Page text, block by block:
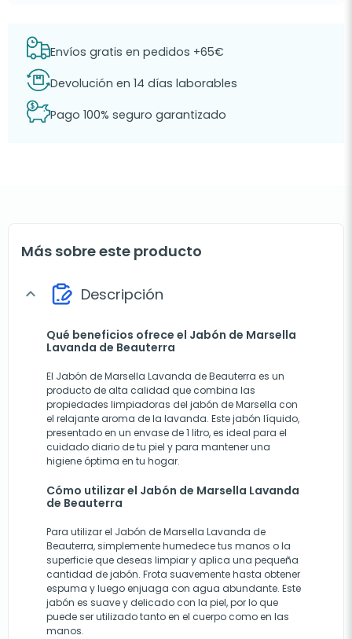
Envíos gratis en pedidos +65€
Devolución en 14 días laborables
Pago 100% seguro garantizado
Más sobre este producto
expand_more Descripción
Qué beneficios ofrece el Jabón de Marsella
Lavanda de Beauterra
El Jabón de Marsella Lavanda de Beauterra es un
producto de alta calidad que combina las
propiedades limpiadoras del jabón de Marsella con
el relajante aroma de la lavanda. Este jabón líquido,
presentado en un envase de 1 litro, es ideal para el
cuidado diario de tu piel y para mantener una
higiene óptima en tu hogar.
Cómo utilizar el Jabón de Marsella Lavanda
de Beauterra
Para utilizar el Jabón de Marsella Lavanda de
Beauterra, simplemente humedece tus manos o la
superficie que deseas limpiar y aplica una pequeña
cantidad de jabón. Frota suavemente hasta obtener
espuma y luego enjuaga con agua abundante. Este
jabón es suave y delicado con la piel, por lo que
puede ser utilizado tanto en el cuerpo como en las
manos.